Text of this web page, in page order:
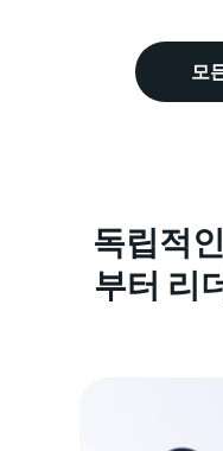
모
독립적
부터 리